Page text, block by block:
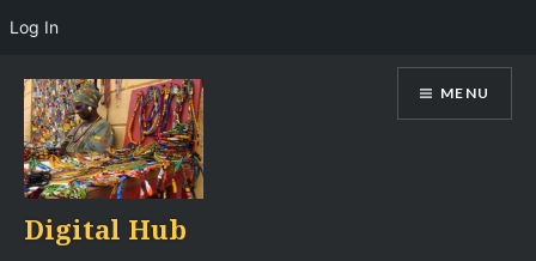
content
Digital Hub
MENU
Log In